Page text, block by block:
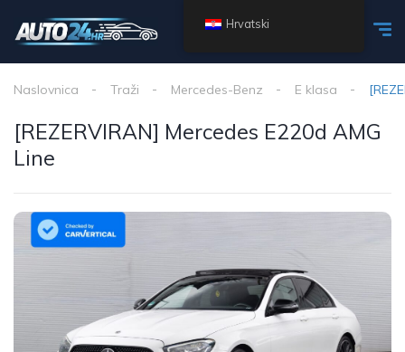
Naslovnica Traži Mercedes-Benz E klasa
[REZERVIRAN] Mercedes E220d AMG
Line
Hrvatski